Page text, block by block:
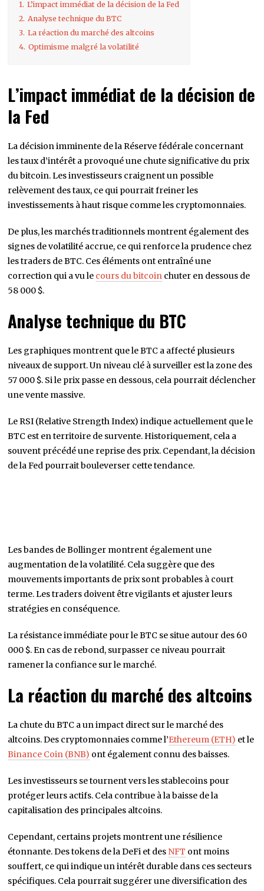
1. L’impact immédiat de la décision de la Fed
2. Analyse technique du BTC
3. La réaction du marché des altcoins
4. Optimisme malgré la volatilité
L’impact immédiat de la décision de
la Fed
La décision imminente de la Réserve fédérale concernant
les taux d’intérêt a provoqué une chute significative du prix
du bitcoin. Les investisseurs craignent un possible
relèvement des taux, ce qui pourrait freiner les
investissements à haut risque comme les cryptomonnaies.
De plus, les marchés traditionnels montrent également des
signes de volatilité accrue, ce qui renforce la prudence chez
les traders de BTC. Ces éléments ont entraîné une
correction qui a vu le cours du bitcoin chuter en dessous de
58 000 $.
Analyse technique du BTC
Les graphiques montrent que le BTC a affecté plusieurs
niveaux de support. Un niveau clé à surveiller est la zone des
57 000 $. Si le prix passe en dessous, cela pourrait déclencher
une vente massive.
Le RSI (Relative Strength Index) indique actuellement que le
BTC est en territoire de survente. Historiquement, cela a
souvent précédé une reprise des prix. Cependant, la décision
de la Fed pourrait bouleverser cette tendance.
Les bandes de Bollinger montrent également une
augmentation de la volatilité. Cela suggère que des
mouvements importants de prix sont probables à court
terme. Les traders doivent être vigilants et ajuster leurs
stratégies en conséquence.
La résistance immédiate pour le BTC se situe autour des 60
000 $. En cas de rebond, surpasser ce niveau pourrait
ramener la confiance sur le marché.
La réaction du marché des altcoins
La chute du BTC a un impact direct sur le marché des
altcoins. Des cryptomonnaies comme l’Ethereum (ETH) et le
Binance Coin (BNB) ont également connu des baisses.
Les investisseurs se tournent vers les stablecoins pour
protéger leurs actifs. Cela contribue à la baisse de la
capitalisation des principales altcoins.
Cependant, certains projets montrent une résilience
étonnante. Des tokens de la DeFi et des NFT ont moins
souffert, ce qui indique un intérêt durable dans ces secteurs
spécifiques. Cela pourrait suggérer une diversification des